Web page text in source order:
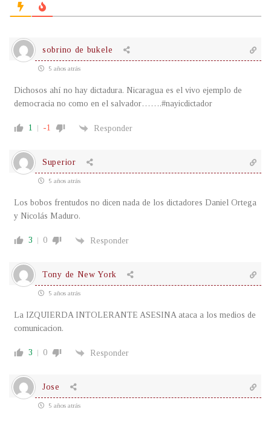
sobrino de bukele
5 años atrás
Dichosos ahí no hay dictadura. Nicaragua es el vivo ejemplo de
democracia no como en el salvador…….#nayicdictador
1 -1 Responder
Superior
5 años atrás
Los bobos frentudos no dicen nada de los dictadores Daniel Ortega
y Nicolás Maduro.
3 0 Responder
Tony de New York
5 años atrás
La IZQUIERDA INTOLERANTE ASESINA ataca a los medios de
comunicacion.
3 0 Responder
Jose
5 años atrás